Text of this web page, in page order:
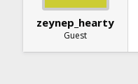
zeynep_hearty
Guest